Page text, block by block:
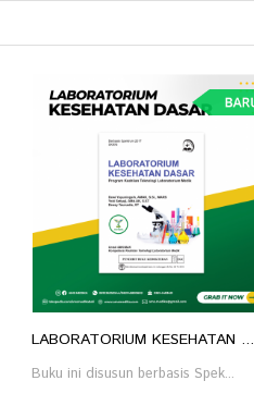
LABORATORIUM KESEHATAN ...
Buku ini disusun berbasis Spek...